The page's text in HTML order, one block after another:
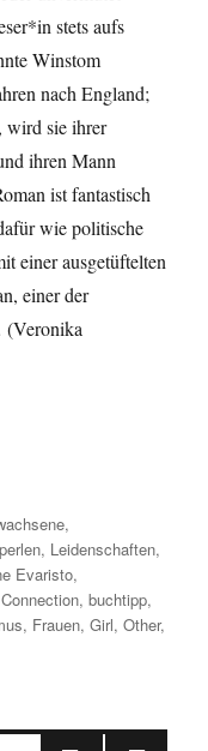
stets aufs
Winstom
nach England;
wird sie ihrer
ihren Mann
ist fantastisch
wie politische
einer ausgetüftelten
einer der
(Veronika
,
, Leidenschaften,
Evaristo,
,buchtipp,
, Frauen,Girl,Other,